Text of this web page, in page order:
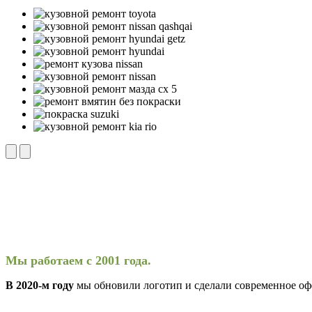
Мы работаем с 2001 года.
В 2020-м году мы обновили логотип и сделали современное